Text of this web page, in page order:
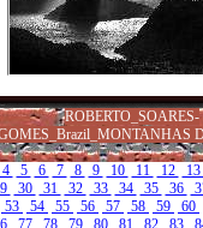
ROBERTO_SOARES-
4 5 6 7 8 9 10 11 12
13
30 31 32 33 34 35 36
53 54 55 56 57 58 59
60
77 78 79 80 81 82 83